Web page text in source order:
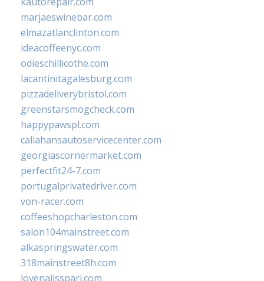
marjaeswinebar.com
elmazatlanclinton.com
ideacoffeenyc.com
odieschillicothe.com
lacantinitagalesburg.com
pizzadeliverybristol.com
greenstarsmogcheck.com
happypawspl.com
callahansautoservicecenter.com
georgiascornermarket.com
perfectfit24-7.com
portugalprivatedriver.com
von-racer.com
coffeeshopcharleston.com
salon104mainstreet.com
alkaspringswater.com
318mainstreet8h.com
lovenailsspari.com